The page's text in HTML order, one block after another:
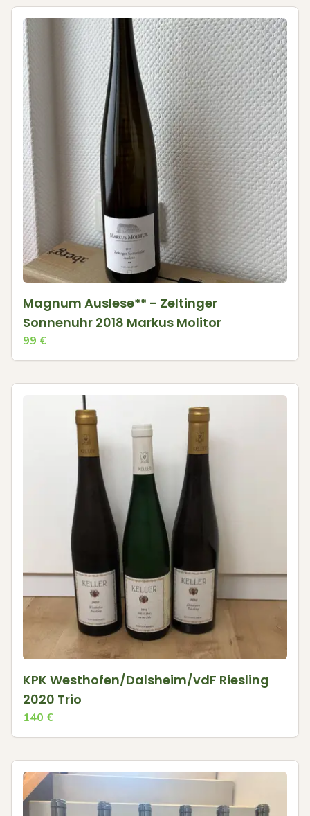
Magnum Auslese** - Zeltinger
Sonnenuhr 2018 Markus Molitor
99 €
KPK Westhofen/Dalsheim/vdF Riesling
2020 Trio
140 €